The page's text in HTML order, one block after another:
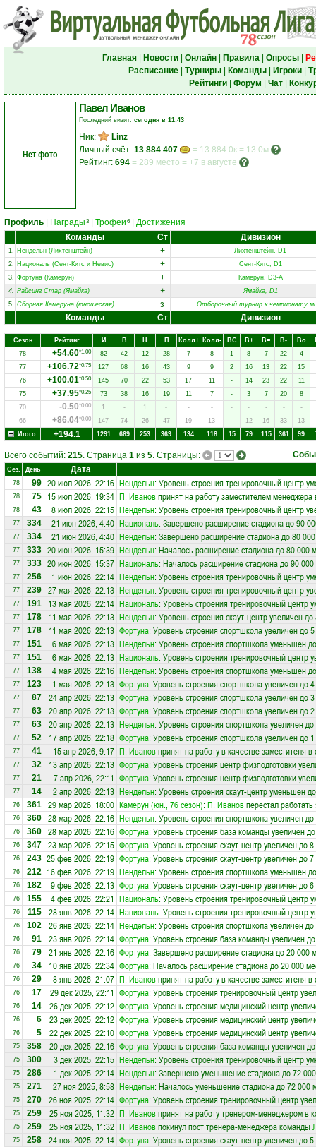
Главная| Новости| Онлайн| Правила| Опросы|
Расписание| Турниры| Команды| Игроки|
Рейтинги| Форум Чат|
Нет фото
Павел Иванов
Последний визит: сегодня в 11:43
Ник:
Linz
Личный счёт: 13 884 407
= 13 884.0к = 13.0м
Рейтинг: 694 = 289 место = +7 в августе
Профиль Награды 3 Трофеи 6
Достижения
Команды
Ст Дивизион
1. Нендельн (Лихтенштейн) +
Лихтенштейн, D1
2. Националь (Сент-Китс и Невис) +
Сент-Китс, D1
3. Фортуна (Камерун) +
Камерун, D3-A
4. Райсинг Стар (Ямайка) +
Ямайка, D1
5. Сборная Камеруна (юношеская) з Отборочный турнир к чемпионату
Команды Ст Дивизион
Сезон Рейтинг И В Н П Колл+ Колл- ВC В+ В= В- Вo
78
+54.60*1.00 82 42 12 28 7 8 1 8 7 22
4
77
+106.72*0.75 127 68 16 43 9 9 2 16 13 22
15
76
+100.01*0.50 145 70 22 53 17 11 - 14 23 22
11
75
+37.95*0.25 73 38 16 19 11 7 - 3 7 20
8
70
-0.50*0.00 1 - 1 - - - - - - -
-
66
+86.04*0.00 147 74 26 47 19 13 - 12 16 33
13
Итого:
+194.1 1291 669 253 369 134 118 15 79 115 361 99
Всего событий: 215. Страница 1 из 5. Страницы:
Сез. День Дата
78 99 20 июл 2026, 22:16 Нендельн: Уровень строения тренировочный центр
78 75 15 июл 2026, 19:34 П. Ивановпринят на работу заместителем
78 43 8 июл 2026, 22:15 Нендельн: Уровень строения тренировочный центр
77 334 21 июн 2026, 4:40 Националь: Завершено расширение стадиона до 90
77 334 21 июн 2026, 4:40 Нендельн: Завершено расширение стадиона до 80
77 333 20 июн 2026, 15:39 Нендельн: Началось расширение стадиона до 80 000
77 333 20 июн 2026, 15:37 Националь: Началось расширение стадиона до 90 000
77 256 1 июн 2026, 22:14 Нендельн: Уровень строения тренировочный центр
77 239 27 мая 2026, 22:13 Нендельн: Уровень строения тренировочный центр
77 191 13 мая 2026, 22:14 Националь: Уровень строения тренировочный центр
77 178 11 мая 2026, 22:13 Нендельн: Уровень строения скаут-центр увеличен
77 178 11 мая 2026, 22:13 Фортуна: Уровень строения спортшкола увеличен до
77 151 6 мая 2026, 22:13 Нендельн: Уровень строения спортшкола уменьшен
77 151 6 мая 2026, 22:13 Националь: Уровень строения тренировочный центр
77 138 4 мая 2026, 22:16 Нендельн: Уровень строения спортшкола уменьшен
77 123 1 мая 2026, 22:13 Фортуна: Уровень строения спортшкола увеличен до
77 87 24 апр 2026, 22:13 Фортуна: Уровень строения спортшкола увеличен до
77 63 20 апр 2026, 22:13 Фортуна: Уровень строения спортшкола увеличен до
77 63 20 апр 2026, 22:13 Нендельн: Уровень строения спортшкола увеличен
77 52 17 апр 2026, 22:18 Фортуна: Уровень строения спортшкола увеличен до
77 41 15 апр 2026, 9:17 П. Ивановпринят на работу в качестве заместителя
77 32 13 апр 2026, 22:13 Фортуна: Уровень строения центр физподготовки
77 21 7 апр 2026, 22:11 Фортуна: Уровень строения центр физподготовки
77 14 2 апр 2026, 22:13 Нендельн: Уровень строения скаут-центр уменьшен
76 361 29 мар 2026, 18:00 Камерун (юн., 76 сезон): П. Ивановперестал
76 360 28 мар 2026, 22:16 Нендельн: Уровень строения спортшкола увеличен
76 360 28 мар 2026, 22:16 Фортуна: Уровень строения база команды увеличен
76 347 23 мар 2026, 22:15 Фортуна: Уровень строения скаут-центр увеличен до
76 243 25 фев 2026, 22:19 Фортуна: Уровень строения скаут-центр увеличен до
76 212 16 фев 2026, 22:19 Нендельн: Уровень строения спортшкола уменьшен
76 182 9 фев 2026, 22:13 Фортуна: Уровень строения скаут-центр увеличен до
76 155 4 фев 2026, 22:21 Националь: Уровень строения тренировочный центр
76 115 28 янв 2026, 22:14 Националь: Уровень строения тренировочный центр
76 102 26 янв 2026, 22:14 Нендельн: Уровень строения спортшкола увеличен
76 91 23 янв 2026, 22:14 Фортуна: Уровень строения база команды увеличен
76 79 21 янв 2026, 22:16 Фортуна: Завершено расширение стадиона до 20 000
76 34 10 янв 2026, 22:34 Фортуна: Началось расширение стадиона до 20 000
76 29 8 янв 2026, 21:07 П. Ивановпринят на работу в качестве заместителя
76 17 29 дек 2025, 22:11 Фортуна: Уровень строения тренировочный центр
76 14 26 дек 2025, 22:12 Фортуна: Уровень строения медицинский центр
76 6 23 дек 2025, 22:12 Фортуна: Уровень строения медицинский центр
76 5 22 дек 2025, 22:10 Фортуна: Уровень строения медицинский центр
75 358 20 дек 2025, 22:16 Фортуна: Уровень строения база команды увеличен
75 300 3 дек 2025, 22:15 Нендельн: Уровень строения тренировочный центр
75 286 1 дек 2025, 22:14 Нендельн: Завершено уменьшение стадиона до 72
75 271 27 ноя 2025, 8:58 Нендельн: Началось уменьшение стадиона до 72 000
75 270 26 ноя 2025, 22:14 Фортуна: Уровень строения тренировочный центр
75 259 25 ноя 2025, 11:32 П. Ивановпринят на работу тренером-менеджером в
75 259 25 ноя 2025, 11:32 П. Ивановпокинул пост тренера-менеджера команды
75 258 24 ноя 2025, 22:14 Фортуна: Уровень строения скаут-центр увеличен до